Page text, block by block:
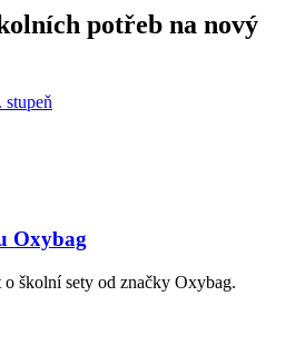
potřeb na nový
stupeň
Oxybag
o školní sety od značky Oxybag.